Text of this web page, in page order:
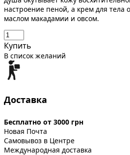
настроение пеной, а крем для тела
маслом макадамии и овсом.
Купить
В список желаний
Доставка
Бесплатно от 3000 грн
Новая Почта
Самовывоз в Центре
Международная доставка